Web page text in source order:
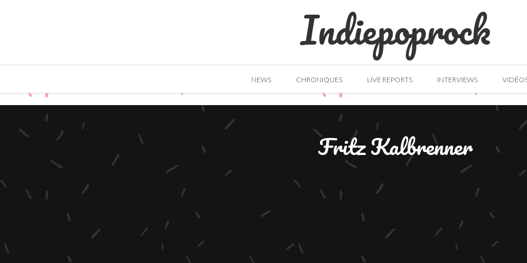
Indiepoprock
NEWS CHRONIQUES LIVE REPORTS INTERVIEWS
Fritz Kalbrenner